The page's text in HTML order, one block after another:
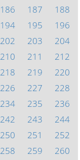
186 187
188
194 195
196
202 203
204
210 211
212
218 219
220
226 227
228
234 235
236
242 243
244
250 251
252
258 259
260